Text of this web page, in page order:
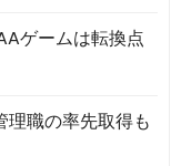
ゲームは転換点
職の率先取得も